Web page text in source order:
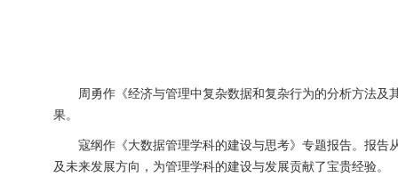
周勇作《经济与管理中复杂数据和复杂行为的分析方法
果。
寇纲作《大数据管理学科的建设与思考》专题报告。报
及未来发展方向，为管理学科的建设与发展贡献了宝贵经验。